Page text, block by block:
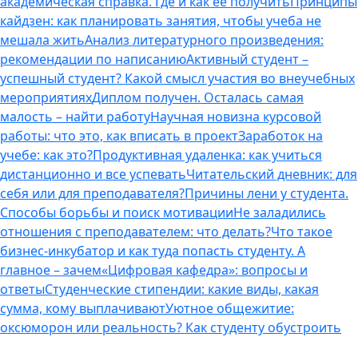
кайдзен: как планировать занятия, чтобы учеба не
мешала житьАнализ литературного произведения:
рекомендации по написаниюАктивный студент –
успешный студент? Какой смысл участия во внеучебных
мероприятияхДиплом получен. Осталась самая
малость – найти работуНаучная новизна курсовой
работы: что это, как вписать в проектЗаработок на
учебе: как это?Продуктивная удаленка: как учиться
дистанционно и все успеватьЧитательский дневник: для
себя или для преподавателя?Причины лени у студента.
Способы борьбы и поиск мотивацииНе заладились
отношения с преподавателем: что делать?Что такое
бизнес-инкубатор и как туда попасть студенту. А
главное – зачем«Цифровая кафедра»: вопросы и
ответыСтуденческие стипендии: какие виды, какая
сумма, кому выплачиваютУютное общежитие:
оксюморон или реальность? Как студенту обустроить